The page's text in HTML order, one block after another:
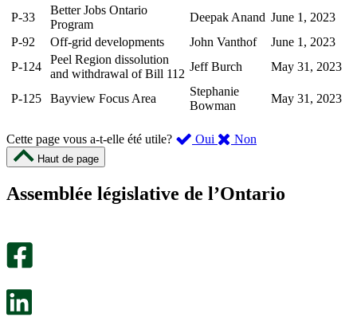
P-33
Better Jobs Ontario
Program
Deepak Anand June 1, 2023
P-92
Off-grid developments John Vanthof
June 1, 2023
P-124
Peel Region dissolution
and withdrawal of Bill 112
Jeff Burch May 31, 2023
P-125 Bayview Focus Area
Stephanie
Bowman
May 31, 2023
Cette page vous a-t-elle été utile? Oui ,
été
Non
m’a
Haut de page
Assemblée législative de l’Ontario